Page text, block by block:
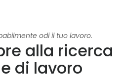
odi il tuo lavoro.
alla ricerca
di lavoro